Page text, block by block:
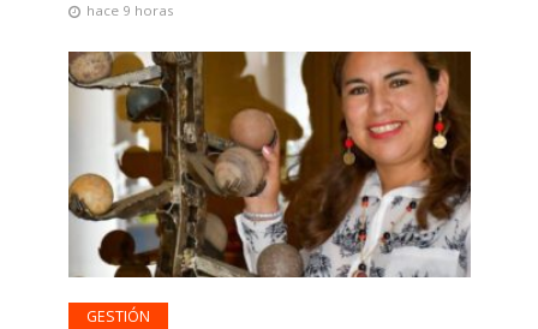
hace 9 horas
GESTIÓN